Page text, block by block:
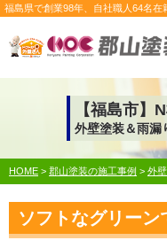
福島県で創業98年 、自社職人 64名在
【福島市
外壁塗装＆雨漏
HOME > 郡山塗装の施工事例 > 外
ソフトなグリーン